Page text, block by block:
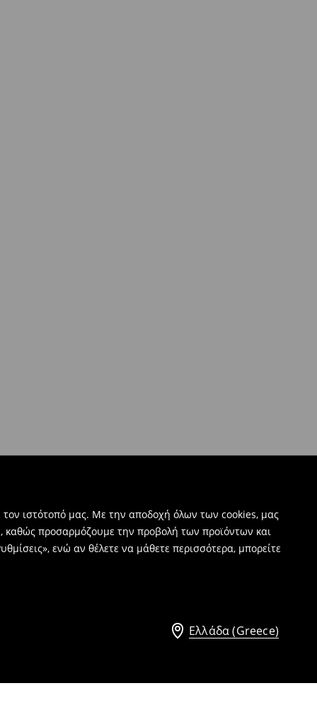
τον ιστότοπό μας. Με την αποδοχή όλων των cookies, μας
καθώς προσαρμόζουμε την προβολή των προϊόντων και
ενώ αν θέλετε να μάθετε περισσότερα, μπορείτε
Ελλάδα (Greece)